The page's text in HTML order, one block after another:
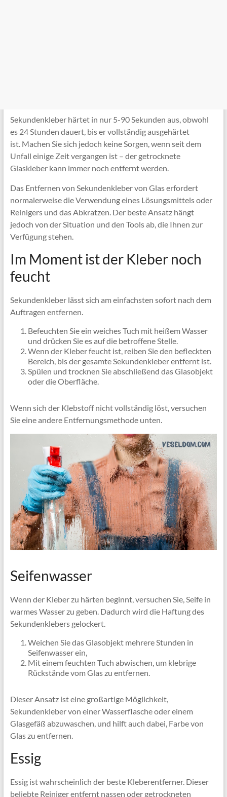
Sekundenkleber härtet in nur 5-90 Sekunden aus, obwohl
es 24 Stunden dauert, bis er vollständig ausgehärtet
ist. Machen Sie sich jedoch keine Sorgen, wenn seit dem
Unfall einige Zeit vergangen ist – der getrocknete
Glaskleber kann immer noch entfernt werden.
Das Entfernen von Sekundenkleber von Glas erfordert
normalerweise die Verwendung eines Lösungsmittels oder
Reinigers und das Abkratzen. Der beste Ansatz hängt
jedoch von der Situation und den Tools ab, die Ihnen zur
Verfügung stehen.
Im Moment ist der Kleber noch
feucht
Sekundenkleber lässt sich am einfachsten sofort nach dem
Auftragen entfernen.
Befeuchten Sie ein weiches Tuch mit heißem Wasser
und drücken Sie es auf die betroffene Stelle.
Wenn der Kleber feucht ist, reiben Sie den befleckten
Bereich, bis der gesamte Sekundenkleber entfernt ist.
Spülen und trocknen Sie abschließend das Glasobjekt
oder die Oberfläche.
Wenn sich der Klebstoff nicht vollständig löst, versuchen
Sie eine andere Entfernungsmethode unten.
Seifenwasser
Wenn der Kleber zu härten beginnt, versuchen Sie, Seife in
warmes Wasser zu geben. Dadurch wird die Haftung des
Sekundenklebers gelockert.
Weichen Sie das Glasobjekt mehrere Stunden in
Seifenwasser ein,
Mit einem feuchten Tuch abwischen, um klebrige
Rückstände vom Glas zu entfernen.
Dieser Ansatz ist eine großartige Möglichkeit,
Sekundenkleber von einer Wasserflasche oder einem
Glasgefäß abzuwaschen, und hilft auch dabei, Farbe von
Glas zu entfernen.
Essig
Essig ist wahrscheinlich der beste Kleberentferner. Dieser
beliebte Reiniger entfernt nassen oder getrockneten